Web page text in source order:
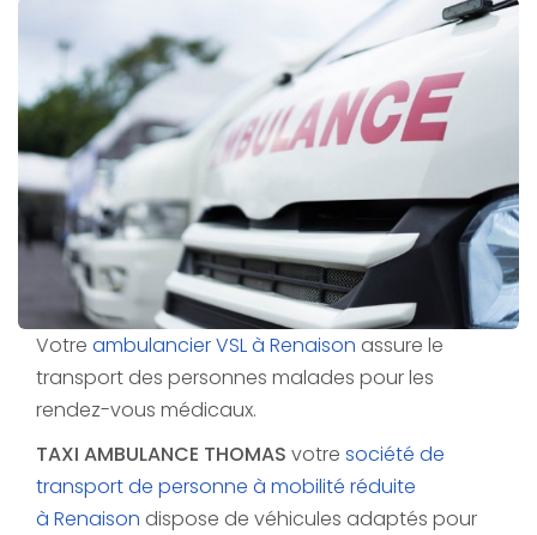
Votre ambulancier VSL à Renaison assure le
transport des personnes malades pour les
rendez-vous médicaux.
TAXI AMBULANCE THOMAS votre société de
transport de personne à mobilité réduite
à Renaison dispose de véhicules adaptés pour